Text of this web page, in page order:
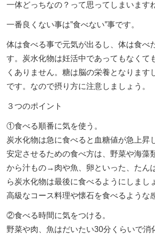
一体どっちなの？って思ってしまいます
一番良くない事は”食べない”事です。
体は食べる事で元気が出るし、体は食べ
す。炭水化物は妊活中であってもなくて
くありません。糖は脳の栄養となります
です。なので摂り方に注意しましょう。
３つのポイント
①食べる順番に気を使う。
炭水化物は急に食べると血糖値が急上昇
安定させるための食べ方は、野菜や海藻
から汁もの→肉や魚、卵といった、たん
ら炭水化物は最後に食べるようにしまし
高級なコース料理や懐石を食べるような
②食べる時間に気をつける。
野菜や肉、魚はだいたい30分くらいで消